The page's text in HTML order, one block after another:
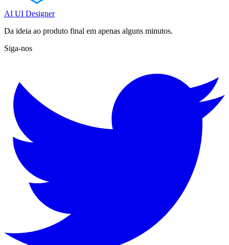
AI UI Designer
Da ideia ao produto final em apenas alguns minutos.
Siga-nos